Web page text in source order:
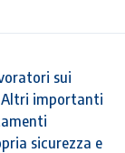
sui
Altri importanti
sicurezza e